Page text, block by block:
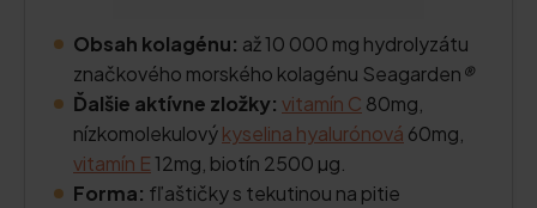
Obsah kolagénu: až 10 000 mg hydrolyzátu
značkového morského kolagénu Seagarden®
Ďalšie aktívne zložky: vitamín C 80mg,
nízkomolekulovýkyselina hyalurónová 60mg,
vitamín E12mg, biotín 2500 µg.
Forma: fľaštičky s tekutinou na pitie